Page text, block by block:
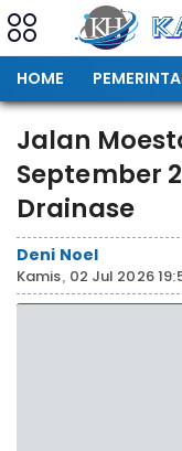
HOME
Jalan
September
Drainase
Deni Noel
Kamis, 02 Jul 2026